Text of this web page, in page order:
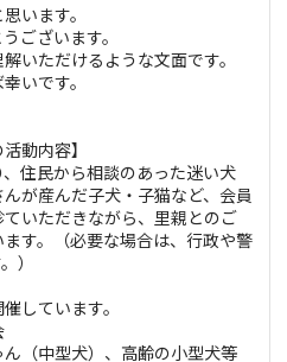
います。
ざいます。
ただけるような文面です。
いです。
動内容】
住民から相談のあった迷い犬
が産んだ子犬・子猫など、会員
いただきながら、里親とのご
す。（必要な場合は、行政や警
）
しています。
型犬）、高齢の小型犬等